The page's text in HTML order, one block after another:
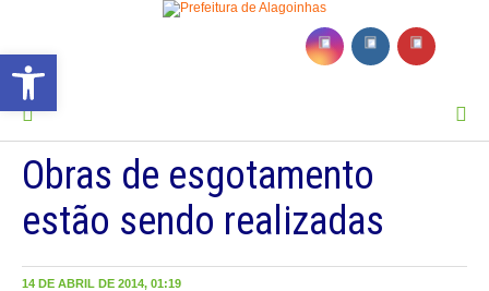
Barra de Ferramentas Aberta
MENU
Obras de esgotamento
estão sendo realizadas
14 DE ABRIL DE 2014, 01:19